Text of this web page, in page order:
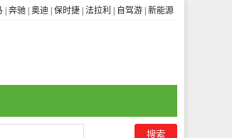
奔驰 奥迪 保时捷 法拉利 自驾游 新能源